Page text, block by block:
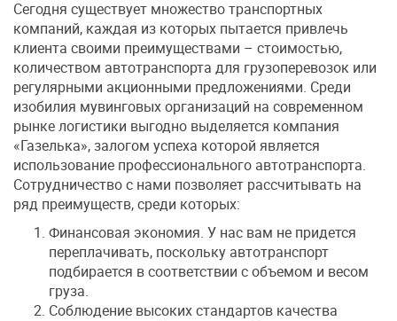
Сегодня существует множество транспортных
компаний, каждая из которых пытается привлечь
клиента своими преимуществами – стоимостью,
количеством автотранспорта для грузоперевозок или
регулярными акционными предложениями. Среди
изобилия мувинговых организаций на современном
рынке логистики выгодно выделяется компания
«Газелька», залогом успеха которой является
использование профессионального автотранспорта.
Сотрудничество с нами позволяет рассчитывать на
ряд преимуществ, среди которых:
Финансовая экономия. У нас вам не придется
переплачивать, поскольку автотранспорт
подбирается в соответствии с объемом и весом
груза.
Соблюдение высоких стандартов качества